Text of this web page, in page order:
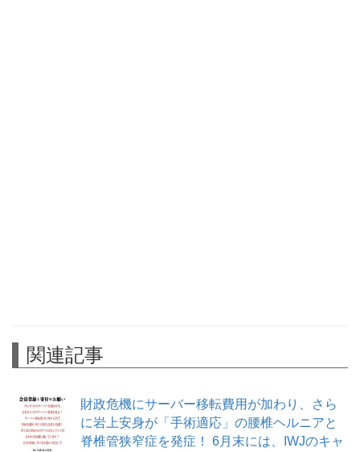
関連記事
財政危機にサーバー移転費用が加わり、さら
に岩上安身が「手術適応」の腰椎ヘルニアと
脊椎管狭窄症を発症！ 6月末には、IWJのキャ